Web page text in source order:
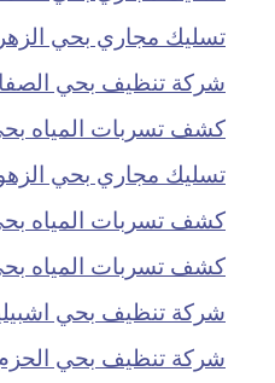
تسليك مجاري بحي
شركة تنظيف بحي
كشف تسربات المياه
تسليك مجاري بحي
كشف تسربات المياه
كشف تسربات المياه
شركة تنظيف بحي
شركة تنظيف بحي